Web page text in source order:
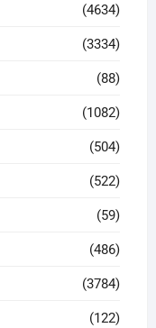
(4634)
(3334)
(88)
(1082)
(504)
(522)
(59)
(486)
(3784)
(122)